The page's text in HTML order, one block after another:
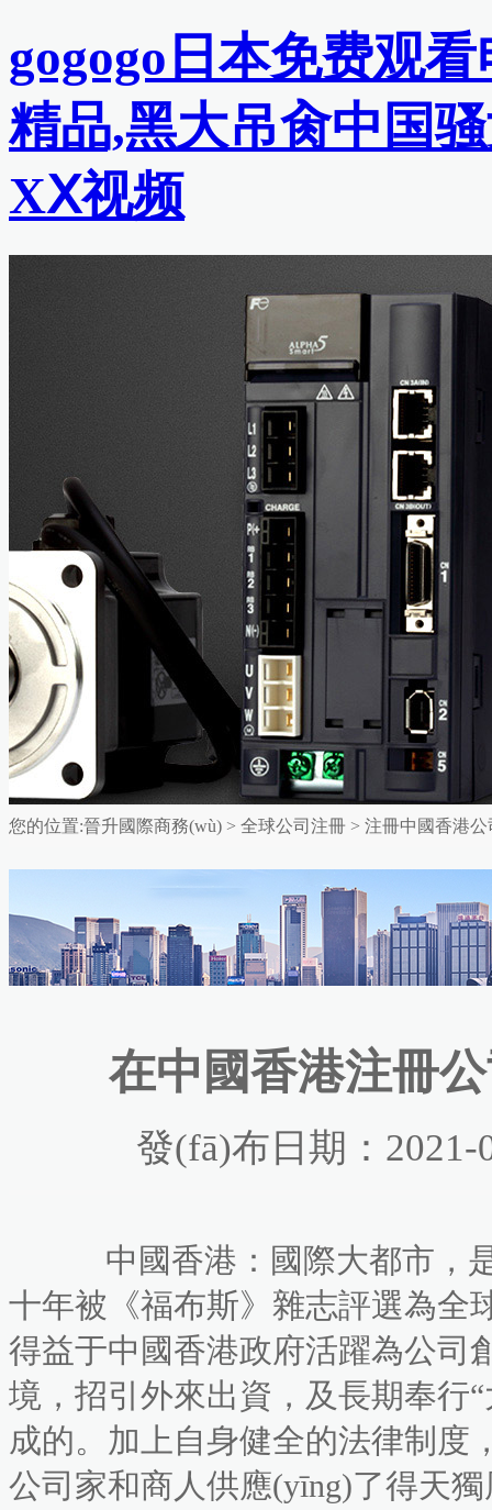
gogogo日本免费观
精品,黑大吊肏中国
XⅩ视频
您的位置:晉升國際商務(wù) > 全球公司注冊 > 注冊中國香港公
在中國香港注冊公
發(fā)布日期：2021-
中國香港：國際大都市
十年被《福布斯》雜志評選為全球
得益于中國香港政府活躍為公司
境，招引外來出資，及長期奉
成的。加上自身健全的法律制度
公司家和商人供應(yīng)了得天獨厚